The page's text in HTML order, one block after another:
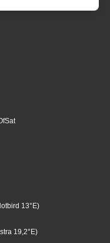
13°E)
19,2°E)